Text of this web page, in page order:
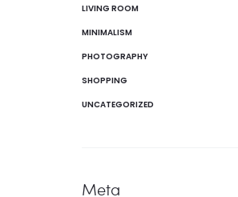
LIVING ROOM
MINIMALISM
PHOTOGRAPHY
SHOPPING
UNCATEGORIZED
Meta